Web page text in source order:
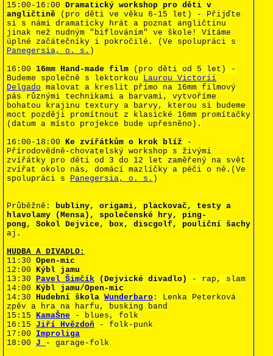
15:00-16:00 Dramatický workshop pro děti v
angličtině
(pro děti ve věku 6-15 let) - Přijďte
si s námi dramaticky hrát a poznat angličtinu
jinak než nudným "biflováním" ve škole! Vítáme
úplné začátečníky i pokročilé.
(Ve spolupráci s
Panegersia, o. s. )
16:00 16mm Hand-made film
(pro děti od 5 let) -
Budeme společně s lektorkou Laurou Victorií
Delgado malovat a kreslit přímo na 16mm filmový
pás různými technikami a barvami, vytvoříme
bohatou krajinu textury a barvy, kterou si budeme
moct později promítnout z klasické 16mm promítačky
(datum a místo projekce bude upřesněno).
16:00-18:00 Ke zvířátkům o krok blíž
-
Přírodovědně-chovatelský workshop s živými
zvířátky pro děti od 3 do 12 let zaměřený na svět
zvířat okolo nás, domácí mazlíčky a péči o ně. (Ve
spolupráci s Panegersia, o. s. )
Průběžně: bubliny, origami, plackovač, testy a
hlavolamy (Mensa), společenské hry, ping-
pong, Sokol Dejvice, box, discgolf, pouliční šachy
aj.
HUDBA A DIVADLO:
11:30 Open-mic
12:00 Kýbl jamu
13:30 Pavel Šimčík (Dejvické divadlo)
- rap, slam
14:00 Kýbl jamu/Open-mic
14:30 Hudební škola Wunderbaro : Lenka Peterková
zpěv a hra na harfu, busking band
15:15 KamaŠne
- blues, folk
16:15 Jiří Hvězdoň - folk-punk
17:00 Improliga
18:00 J
- garage-folk